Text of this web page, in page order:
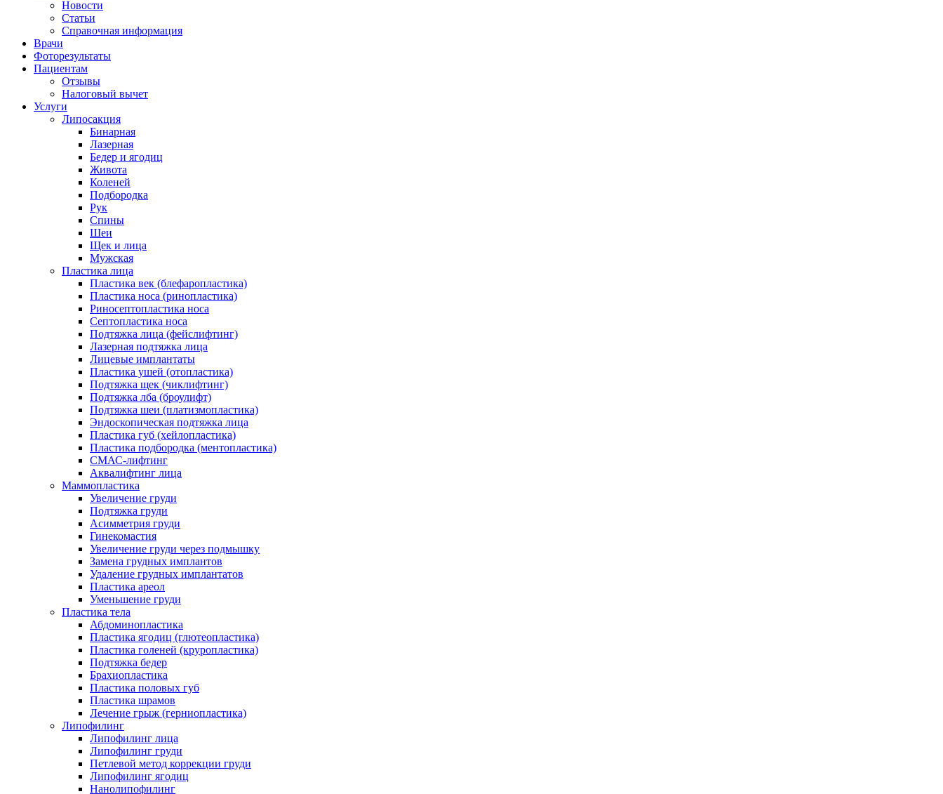
Новости
Статьи
Справочная информация
Врачи
Фоторезультаты
Пациентам
Отзывы
Налоговый вычет
Услуги
Липосакция
Бинарная
Лазерная
Бедер и ягодиц
Живота
Коленей
Подбородка
Рук
Спины
Шеи
Щек и лица
Мужская
Пластика лица
Пластика век (блефаропластика)
Пластика носа (ринопластика)
Риносептопластика носа
Септопластика носа
Подтяжка лица (фейслифтинг)
Лазерная подтяжка лица
Лицевые имплантаты
Пластика ушей (отопластика)
Подтяжка щек (чиклифтинг)
Подтяжка лба (броулифт)
Подтяжка шеи (платизмопластика)
Эндоскопическая подтяжка лица
Пластика губ (хейлопластика)
Пластика подбородка (ментопластика)
СМАС-лифтинг
Аквалифтинг лица
Маммопластика
Увеличение груди
Подтяжка груди
Асимметрия груди
Гинекомастия
Увеличение груди через подмышку
Замена грудных имплантов
Удаление грудных имплантатов
Пластика ареол
Уменьшение груди
Пластика тела
Абдоминопластика
Пластика ягодиц (глютеопластика)
Пластика голеней (круропластика)
Подтяжка бедер
Брахиопластика
Пластика половых губ
Пластика шрамов
Лечение грыж (герниопластика)
Липофилинг
Липофилинг лица
Липофилинг груди
Петлевой метод коррекции груди
Липофилинг ягодиц
Нанолипофилинг